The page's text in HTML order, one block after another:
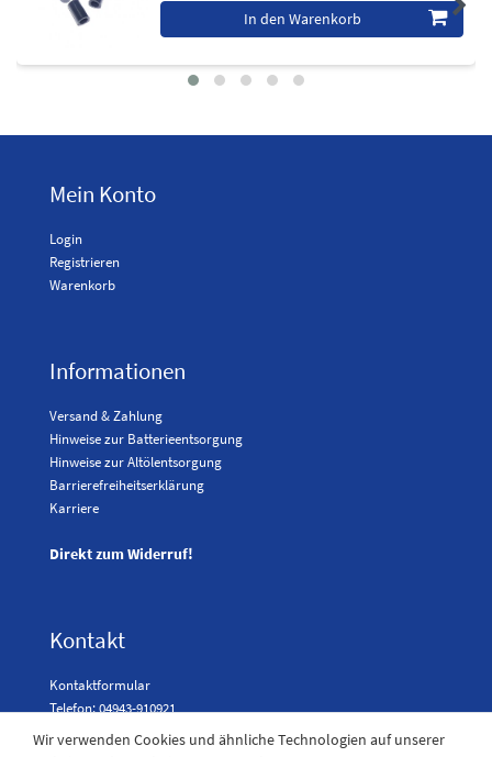
In den Warenkorb
Mein Konto
Login
Registrieren
Warenkorb
Informationen
Versand & Zahlung
Hinweise zur Batterieentsorgung
Hinweise zur Altölentsorgung
Barrierefreiheitserklärung
Karriere
Direkt zum Widerruf!
Kontakt
Kontaktformular
Telefon: 04943-910921
Wir verwenden Cookies und ähnliche Technologien auf unserer